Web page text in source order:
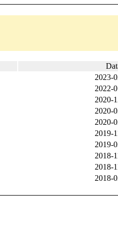
2023-
2022-
2020-
2020-
2020-
2019-
2019-
2018-
2018-
2018-